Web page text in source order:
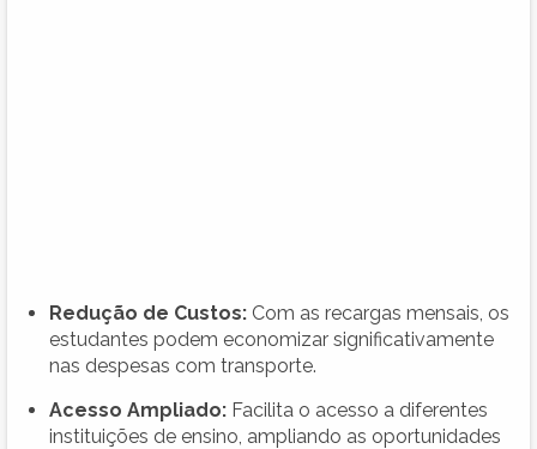
Redução de Custos: Com as recargas mensais, os
estudantes podem economizar significativamente
nas despesas com transporte.
Acesso Ampliado: Facilita o acesso a diferentes
instituições de ensino, ampliando as oportunidades